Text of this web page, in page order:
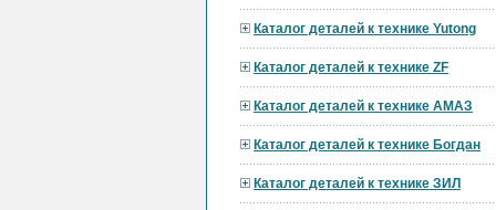
Каталог деталей к технике Yutong
Каталог деталей к технике ZF
Каталог деталей к технике АМАЗ
Каталог деталей к технике Богдан
Каталог деталей к технике ЗИЛ